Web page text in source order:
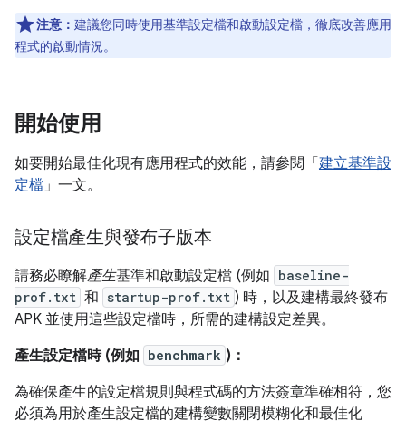
注意： 建議您同時使用基準設定檔和啟動設定檔，徹底改善應用
程式的啟動情況。
開始使用
如要開始最佳化現有應用程式的效能，請參閱「 建立基準設
定檔」一文。
設定檔產生與發布子版本
請務必瞭解產生基準和啟動設定檔 (例如 baseline-
prof.txt 和 startup-prof.txt ) 時，以及建構最終發布
APK 並使用這些設定檔時，所需的建構設定差異。
產生設定檔時 (例如 benchmark )：
為確保產生的設定檔規則與程式碼的方法簽章準確相符，您
必須為用於產生設定檔的建構變數關閉模糊化和最佳化